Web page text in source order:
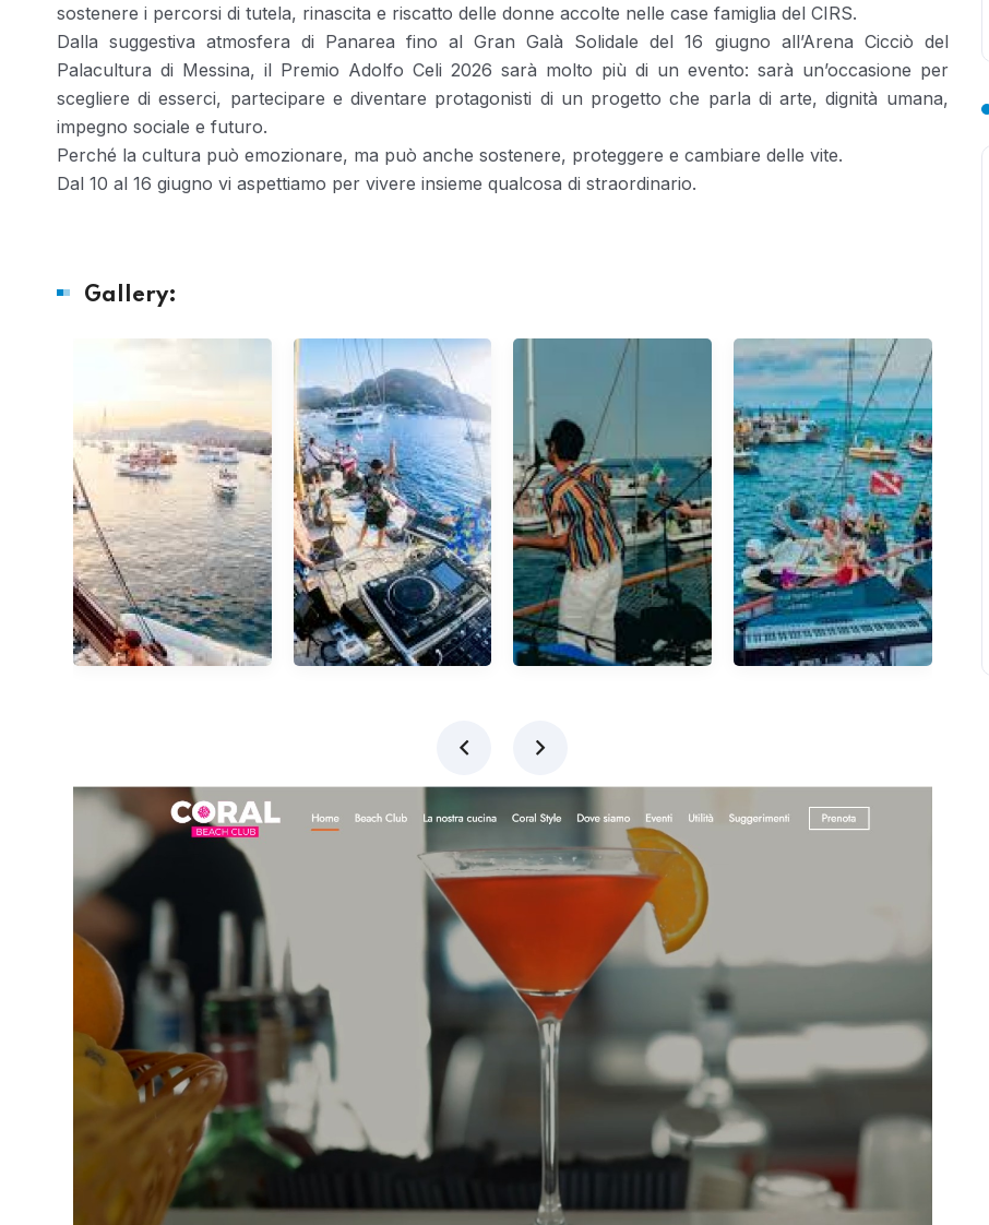
sostenere i percorsi di tutela, rinascita e riscatto delle donne accolte nelle case famiglia del CIRS.
Dalla suggestiva atmosfera di Panarea fino al Gran Galà Solidale del 16 giugno all’Arena Cicciò del
Palacultura di Messina, il Premio Adolfo Celi 2026 sarà molto più di un evento: sarà un’occasione per
scegliere di esserci, partecipare e diventare protagonisti di un progetto che parla di arte, dignità umana,
impegno sociale e futuro.
Perché la cultura può emozionare, ma può anche sostenere, proteggere e cambiare delle vite.
Dal 10 al 16 giugno vi aspettiamo per vivere insieme qualcosa di straordinario.
Gallery: